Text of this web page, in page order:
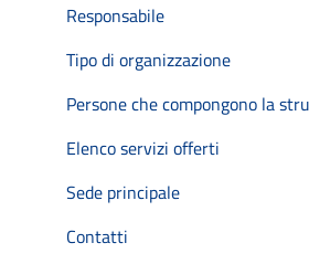
Responsabile
Tipo di organizzazione
Persone che compongono la
Elenco servizi offerti
Sede principale
Contatti